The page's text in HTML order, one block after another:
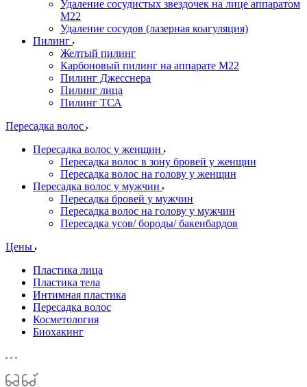
Удаление сосудистых звездочек на лице аппаратом
М22
Удаление сосудов (лазерная коагуляция)
Пилинг
Желтый пилинг
Карбоновый пилинг на аппарате M22
Пилинг Джесснера
Пилинг лица
Пилинг ТСА
Пересадка волос
Пересадка волос у женщин
Пересадка волос в зону бровей у женщин
Пересадка волос на голову у женщин
Пересадка волос у мужчин
Пересадка бровей у мужчин
Пересадка волос на голову у мужчин
Пересадка усов/ бороды/ бакенбардов
Цены
Пластика лица
Пластика тела
Интимная пластика
Пересадка волос
Косметология
Биохакинг